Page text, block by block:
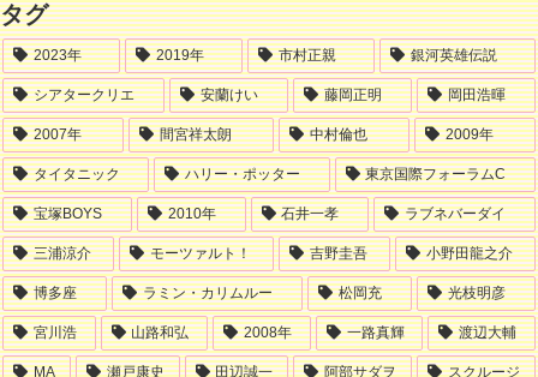
タグ
2023年 2019年 市村正親 銀河英雄伝説
シアタークリエ 安蘭けい 藤岡正明 岡田浩暉
2007年 間宮祥太朗 中村倫也 2009年
タイタニック ハリー・ポッター 東京国際フォーラムC
宝塚BOYS 2010年 石井一孝 ラブネバーダイ
三浦涼介 モーツァルト！ 吉野圭吾 小野田龍之介
博多座 ラミン・カリムルー 松岡充 光枝明彦
宮川浩 山路和弘 2008年 一路真輝 渡辺大輔
MA 瀬戸康史 田辺誠一 阿部サダヲ スクルージ